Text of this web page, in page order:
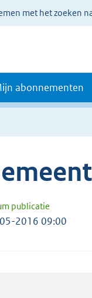
met het zoeken
abonnementen
publicatie
2016 09:00